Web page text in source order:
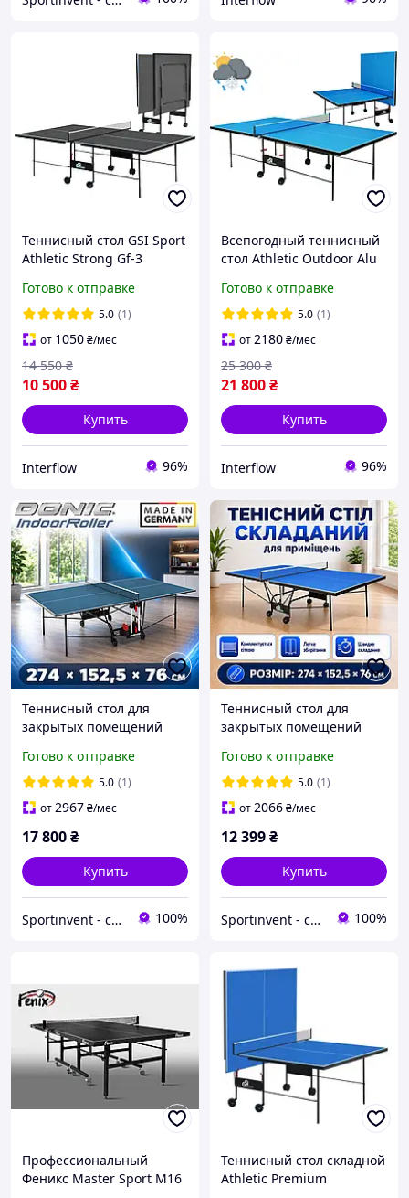
Теннисный стол GSI Sport
Athletic Strong Gf-3
помещений, офиса Пинг
понг складной Графит
Готово к отправке
5.0 (1)
от 1050₴/мес
10 500₴
14 550 ₴
Купить
Interflow 96%
Всепогодный теннисный
стол Athletic Outdoor Alu
складной, уличный,
Синий
Готово к отправке
5.0 (1)
от2180₴/мес
21 800₴
25 300 ₴
Купить
Interflow 96%
Теннисный стол для
закрытых помещений
игровой для дома Donic
Indoor Roller 400 синий
Готово к отправке
5.0 (1)
от2967₴/мес
17 800₴
Купить
Sportinvent - спортивный интернет магазин 100%
Теннисный стол для
закрытых помещений
игровой GSI-sport
Compact Strong синий
Готово к отправке
5.0 (1)
от2066₴/мес
12 399₴
Купить
Sportinvent - спортивный интернет магазин 100%
Профессиональный
Феникс Master Sport M16
Теннисный стол складной
Athletic Premium